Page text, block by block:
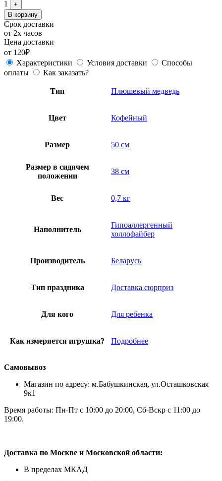
1
+
В корзину
Срок доставки
от 2х часов
Цена доставки
от 120₽
Характеристики
Условия доставки
Способы
оплаты
Как заказать?
Тип Плюшевый медведь
Цвет Кофейный
Размер 50 см
Размер в сидячем
положении
38 см
Вес 0,7 кг
Наполнитель
Гипоаллергенный
холлофайбер
Производитель Беларусь
Тип праздника Доставка сюрприз
Для кого Для ребенка
Как измеряется игрушка? Подробнее
Самовывоз
Магазин по адресу: м.Бабушкинская, ул.Осташковская
9к1
Время работы: Пн-Пт с 10:00 до 20:00, Сб-Вскр с 11:00 до
19:00.
Доставка по Москве и Московской области:
В пределах МКАД